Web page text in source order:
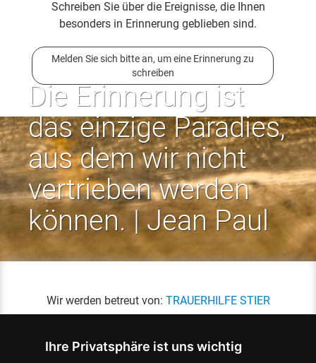
Ihre Privatsphäre ist uns wichtig
Schreiben Sie über die Ereignisse, die Ihnen
besonders in Erinnerung geblieben sind.
Melden Sie sich bitte an, um eine Erinnerung zu
schreiben
Die Erinnerung ist
das einzige Paradies,
aus dem wir nicht
vertrieben werden
können. | Jean Paul
Wir werden betreut von: TRAUERHILFE STIER